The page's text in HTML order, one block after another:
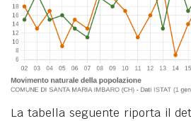
La tabella seguente riporta il